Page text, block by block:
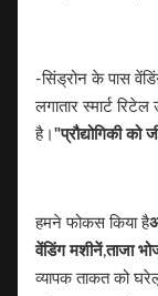
-सिंड्रोन के पास
लगातार स्मार्ट
है। "प्रौद्योगिकी
हमने फोकस किया है
वेंडिंग मशीनें,ताजा
व्यापक ताकत को